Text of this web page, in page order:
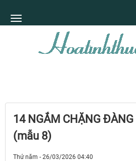
14 NGẮM CHẶNG
(mẫu 8)
Thứ năm - 26/03/2026 04:40